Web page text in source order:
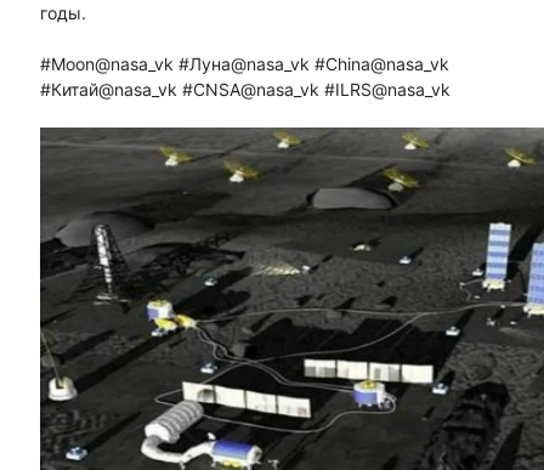
годы.
#Moon@nasa_vk #Луна@nasa_vk #China@nasa_vk
#Китай@nasa_vk #CNSA@nasa_vk #ILRS@nasa_vk